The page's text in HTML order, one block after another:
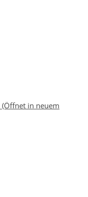
(Öffnet in neuem